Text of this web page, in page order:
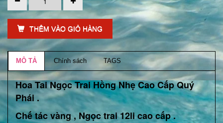
THÊM VÀO GIỎ HÀNG
MÔ TẢ Chính sách TAGS
Hoa Tai Ngọc Trai Hồng Nhẹ Cao Cấp Quý
Phái .
Chế tác vàng , Ngọc trai 12li cao cấp .